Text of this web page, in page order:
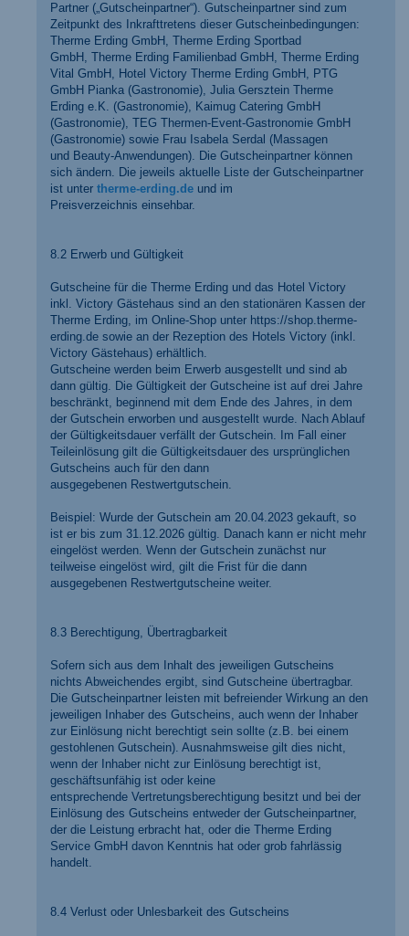
Partner („Gutscheinpartner“). Gutscheinpartner sind zum
Zeitpunkt des Inkrafttretens dieser Gutscheinbedingungen:
Therme Erding GmbH, Therme Erding Sportbad
GmbH, Therme Erding Familienbad GmbH, Therme Erding
Vital GmbH, Hotel Victory Therme Erding GmbH, PTG
GmbH Pianka (Gastronomie), Julia Gersztein Therme
Erding e.K. (Gastronomie), Kaimug Catering GmbH
(Gastronomie), TEG Thermen-Event-Gastronomie GmbH
(Gastronomie) sowie Frau Isabela Serdal (Massagen
und Beauty-Anwendungen). Die Gutscheinpartner können
sich ändern. Die jeweils aktuelle Liste der Gutscheinpartner
ist unter therme-erding.de und im
Preisverzeichnis einsehbar.
8.2 Erwerb und Gültigkeit
Gutscheine für die Therme Erding und das Hotel Victory
inkl. Victory Gästehaus sind an den stationären Kassen der
Therme Erding, im Online-Shop unter https://shop.therme-
erding.de sowie an der Rezeption des Hotels Victory (inkl.
Victory Gästehaus) erhältlich.
Gutscheine werden beim Erwerb ausgestellt und sind ab
dann gültig. Die Gültigkeit der Gutscheine ist auf drei Jahre
beschränkt, beginnend mit dem Ende des Jahres, in dem
der Gutschein erworben und ausgestellt wurde. Nach Ablauf
der Gültigkeitsdauer verfällt der Gutschein. Im Fall einer
Teileinlösung gilt die Gültigkeitsdauer des ursprünglichen
Gutscheins auch für den dann
ausgegebenen Restwertgutschein.
Beispiel: Wurde der Gutschein am 20.04.2023 gekauft, so
ist er bis zum 31.12.2026 gültig. Danach kann er nicht mehr
eingelöst werden. Wenn der Gutschein zunächst nur
teilweise eingelöst wird, gilt die Frist für die dann
ausgegebenen Restwertgutscheine weiter.
8.3 Berechtigung, Übertragbarkeit
Sofern sich aus dem Inhalt des jeweiligen Gutscheins
nichts Abweichendes ergibt, sind Gutscheine übertragbar.
Die Gutscheinpartner leisten mit befreiender Wirkung an den
jeweiligen Inhaber des Gutscheins, auch wenn der Inhaber
zur Einlösung nicht berechtigt sein sollte (z.B. bei einem
gestohlenen Gutschein). Ausnahmsweise gilt dies nicht,
wenn der Inhaber nicht zur Einlösung berechtigt ist,
geschäftsunfähig ist oder keine
entsprechende Vertretungsberechtigung besitzt und bei der
Einlösung des Gutscheins entweder der Gutscheinpartner,
der die Leistung erbracht hat, oder die Therme Erding
Service GmbH davon Kenntnis hat oder grob fahrlässig
handelt.
8.4 Verlust oder Unlesbarkeit des Gutscheins